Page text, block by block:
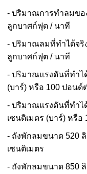
- ปริมาณการทำลมขอ
ลูกบาศก์ฟุต / นาที
- ปริมาณลมที่ทำได้จริ
ลูกบาศก์ฟุต / นาที
- ปริมาณแรงดันที่ทำไ
(บาร์) หรือ 100 ปอนด์
- ปริมาณแรงดันที่ทำไ
เซนติเมตร (บาร์) หรื
- ถังพักลมขนาด 520
เซนติเมตร
- ถังพักลมขนาด 850